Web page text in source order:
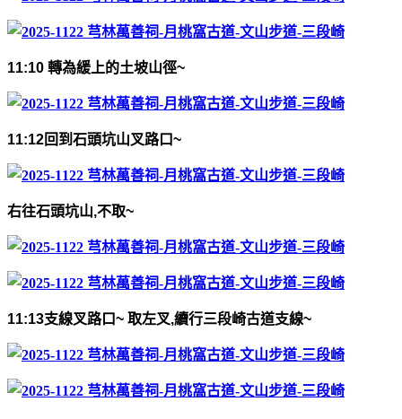
11:10 轉為緩上的土坡山徑~
11:12回到石頭坑山叉路口~
右往石頭坑山,不取~
11:13支線叉路口~ 取左叉,續行三段崎古道支線~